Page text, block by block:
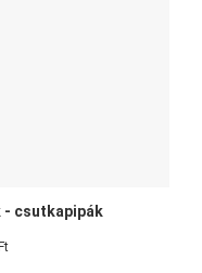
- csutkapipák